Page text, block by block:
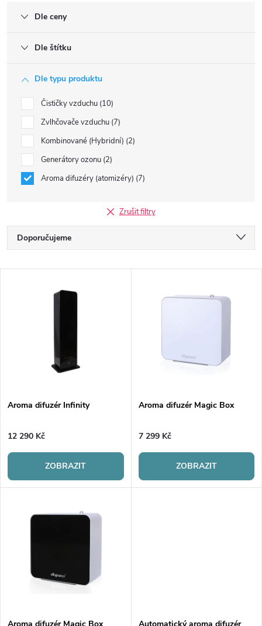
Dle ceny
Dle štítku
Dle typu produktu
Čističky vzduchu 10
Zvlhčovače vzduchu 7
Kombinované (Hybridní) 2
Generátory ozonu 2
Aroma difuzéry (atomizéry) 7
Zrušit filtry
Ř
a
p
r
o
Doporučujeme
s
p
r
o
Aroma difuzér Infinity
12 290 Kč
ZOBRAZIT
Aroma difuzér Magic Box
7 299 Kč
ZOBRAZIT